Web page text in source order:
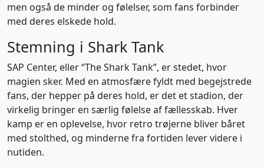
men også de minder og følelser, som fans forbinder
med deres elskede hold.
Stemning i Shark Tank
SAP Center, eller “The Shark Tank”, er stedet, hvor
magien sker. Med en atmosfære fyldt med begejstrede
fans, der hepper på deres hold, er det et stadion, der
virkelig bringer en særlig følelse af fællesskab. Hver
kamp er en oplevelse, hvor retro trøjerne bliver båret
med stolthed, og minderne fra fortiden lever videre i
nutiden.